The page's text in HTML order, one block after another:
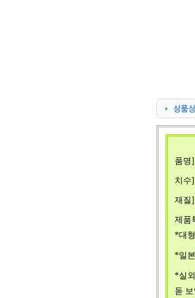
품명
치수]
재질
제품
*대
*일
*실
돋